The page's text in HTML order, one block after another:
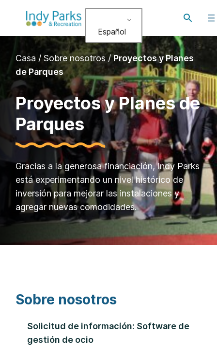
Español
Alternar
Casa / Sobre nosotros /Proyectos y Planes
de Parques
Proyectos y Planes de
Parques
Gracias a la generosa financiación, Indy Parks
está experimentando un nivel histórico de
inversión para mejorar las instalaciones y
agregar nuevas comodidades.
Sobre nosotros
Solicitud de información: Software de
gestión de ocio